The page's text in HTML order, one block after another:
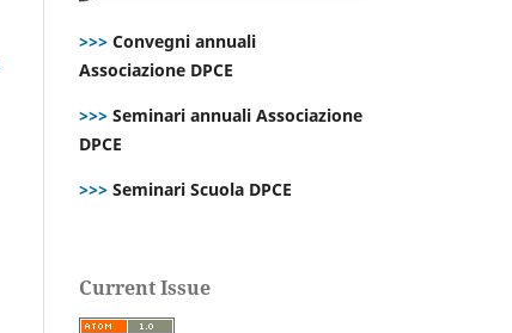
>>> Convegni annuali
Associazione DPCE
>>> Seminari annuali Associazione
DPCE
>>> Seminari Scuola DPCE
Current Issue